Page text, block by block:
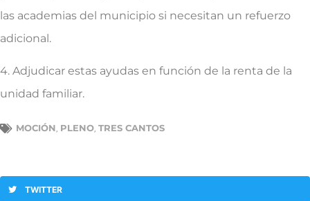
las academias del municipio si necesitan un refuerzo
adicional.
4. Adjudicar estas ayudas en función de la renta de la
unidad familiar.
MOCIÓN, PLENO, TRES CANTOS
TWITTER